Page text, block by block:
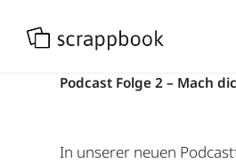
Podcast Folge 2 – Mach
In unserer neuen